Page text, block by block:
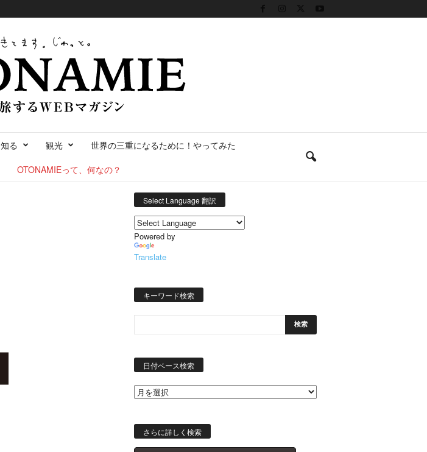
知る 観光
世界の三重になるために！やってみた
OTONAMIEって、何なの？
Select Language 翻訳
Powered by
Translate
キーワード検索
日付ベース検索
ス
索
さらに詳しく検索